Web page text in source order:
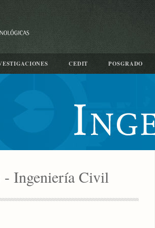
CEDIT POSGRADO
- Ingeniería Civil